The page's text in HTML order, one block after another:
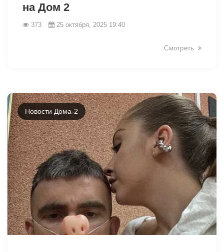
на Дом 2
373 25 октября, 2025 19:40
Смотреть
Новости Дома-2